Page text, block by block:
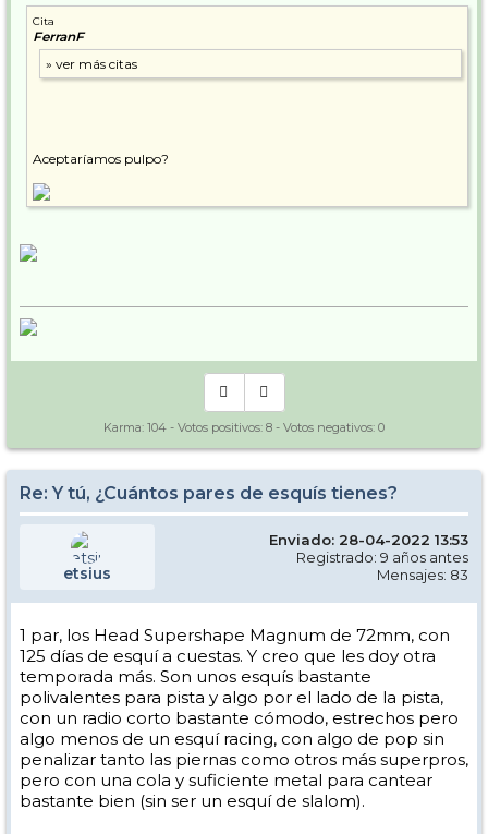
Cita
FerranF
Aceptaríamos pulpo?
Karma: 104 - Votos positivos: 8 - Votos negativos: 0
Re: Y tú, ¿Cuántos pares de esquís tienes?
etsius
Enviado: 28-04-2022 13:53
Registrado: 9 años antes
Mensajes: 83
1 par, los Head Supershape Magnum de 72mm, con
125 días de esquí a cuestas. Y creo que les doy otra
temporada más. Son unos esquís bastante
polivalentes para pista y algo por el lado de la pista,
con un radio corto bastante cómodo, estrechos pero
algo menos de un esquí racing, con algo de pop sin
penalizar tanto las piernas como otros más superpros,
pero con una cola y suficiente metal para cantear
bastante bien (sin ser un esquí de slalom).